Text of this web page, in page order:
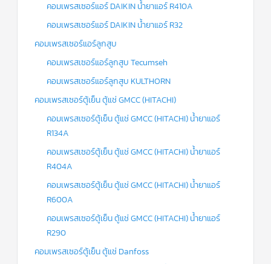
คอมเพรสเซอร์แอร์ DAIKIN น้ำยาแอร์ R410A
คอมเพรสเซอร์แอร์ DAIKIN น้ำยาแอร์ R32
คอมเพรสเซอร์แอร์ลูกสูบ
คอมเพรสเซอร์แอร์ลูกสูบ Tecumseh
คอมเพรสเซอร์แอร์ลูกสูบ KULTHORN
คอมเพรสเซอร์ตู้เย็น ตู้แช่ GMCC (HITACHI)
คอมเพรสเซอร์ตู้เย็น ตู้แช่ GMCC (HITACHI) น้ำยาแอร์
R134A
คอมเพรสเซอร์ตู้เย็น ตู้แช่ GMCC (HITACHI) น้ำยาแอร์
R404A
คอมเพรสเซอร์ตู้เย็น ตู้แช่ GMCC (HITACHI) น้ำยาแอร์
R600A
คอมเพรสเซอร์ตู้เย็น ตู้แช่ GMCC (HITACHI) น้ำยาแอร์
R290
คอมเพรสเซอร์ตู้เย็น ตู้แช่ Danfoss